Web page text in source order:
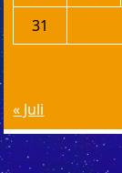
31
« Juli